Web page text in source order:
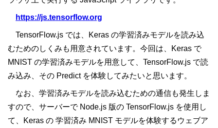
https://js.tensorflow.org
TensorFlow.js では、Keras の学習済みモデルを読み込
むためのしくみも用意されています。今回は、Keras で
MNIST の学習済みモデルを用意して、TensorFlow.js で読
み込み、その Predict を体験してみたいと思います。
なお、学習済みモデルを読み込むための通信も発生しま
すので、サーバーで Node.js 版の TensorFlow.js を使用し
て、Keras の 学習済み MNIST モデルを体験するウェブア